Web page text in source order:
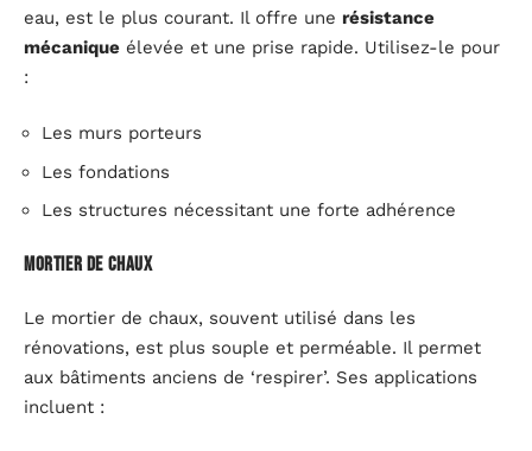
eau, est le plus courant. Il offre une résistance
mécanique élevée et une prise rapide. Utilisez-le pour
:
Les murs porteurs
Les fondations
Les structures nécessitant une forte adhérence
Mortier de chaux
Le mortier de chaux, souvent utilisé dans les
rénovations, est plus souple et perméable. Il permet
aux bâtiments anciens de ‘respirer’. Ses applications
incluent :